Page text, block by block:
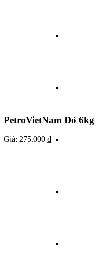
PetroVietNam Đỏ 6kg
Giá: 275.000 ₫